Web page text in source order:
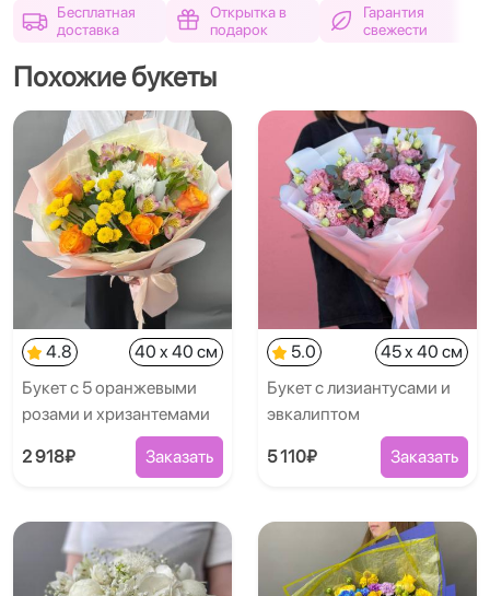
Бесплатная
доставка
Открытка в
подарок
Гарантия
свежести
Похожие букеты
4.8
40 x 40 см
Букет с 5 оранжевыми
розами и хризантемами
2 918₽ Заказать
5.0
45 x 40 см
Букет с лизиантусами и
эвкалиптом
5 110₽ Заказать